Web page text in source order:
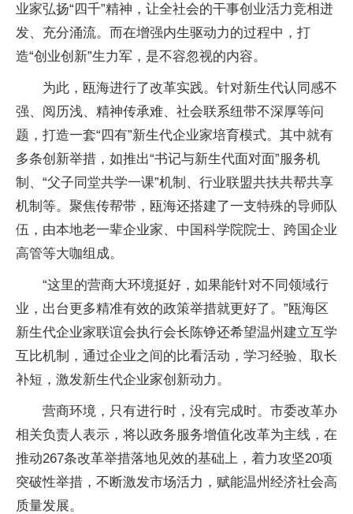
业家弘扬“四千”精神，让全社会的干事创业活力竞相迸
发、充分涌流。而在增强内生驱动力的过程中，打
造“创业创新”生力军，是不容忽视的内容。
为此，瓯海进行了改革实践。针对新生代认同感不
强、阅历浅、精神传承难、社会联系纽带不深厚等问
题，打造一套“四有”新生代企业家培育模式。其中就有
多条创新举措，如推出“书记与新生代面对面”服务机
制、“父子同堂共学一课”机制、行业联盟共扶共帮共享
机制等。聚焦传帮带，瓯海还搭建了一支特殊的导师队
伍，由本地老一辈企业家、中国科学院院士、跨国企业
高管等大咖组成。
“这里的营商大环境挺好，如果能针对不同领域行
业，出台更多精准有效的政策举措就更好了。”瓯海区
新生代企业家联谊会执行会长陈铮还希望温州建立互学
互比机制，通过企业之间的比看活动，学习经验、取长
补短，激发新生代企业家创新动力。
营商环境，只有进行时，没有完成时。市委改革办
相关负责人表示，将以政务服务增值化改革为主线，在
推动267条改革举措落地见效的基础上，着力攻坚20项
突破性举措，不断激发市场活力，赋能温州经济社会高
质量发展。